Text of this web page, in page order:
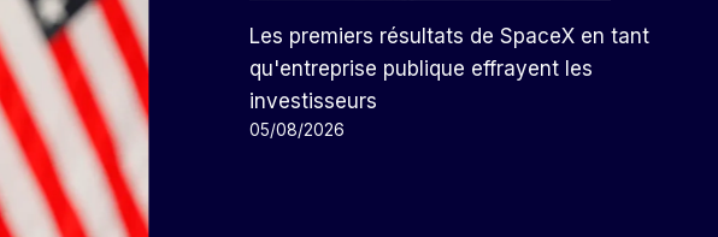
Les premiers résultats de SpaceX en tant
qu'entreprise publique effrayent les
investisseurs
05/08/2026